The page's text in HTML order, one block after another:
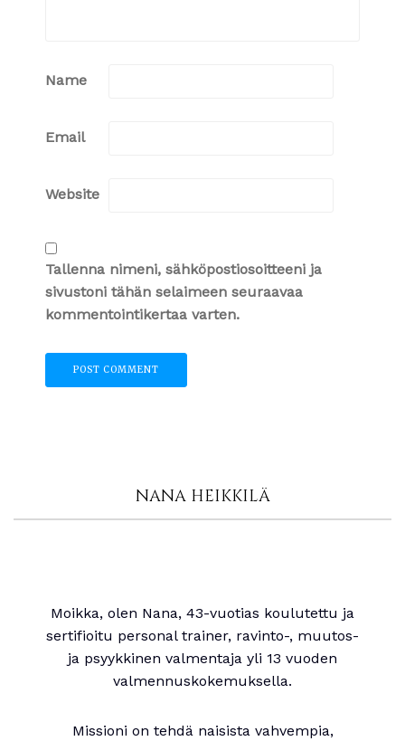
Name
Email
Website
Tallenna nimeni, sähköpostiosoitteeni ja
sivustoni tähän selaimeen seuraavaa
kommentointikertaa varten.
NANA HEIKKILÄ
Moikka, olen Nana, 43-vuotias koulutettu ja
sertifioitu personal trainer, ravinto-, muutos-
ja psyykkinen valmentaja yli 13 vuoden
valmennuskokemuksella.
Missioni on tehdä naisista vahvempia,